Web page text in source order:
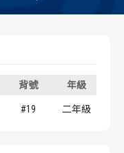
背號 年級
#19 二年級